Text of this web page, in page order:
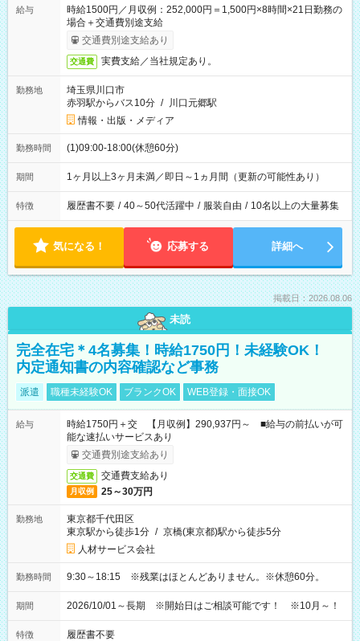
給与
時給1500円／月収例：252,000円＝1,500円×8時間×21日勤務の
場合＋交通費別途支給
交通費別途支給あり
交通費 実費支給／当社規定あり。
勤務地
埼玉県川口市
赤羽駅からバス10分 / 川口元郷駅
情報・出版・メディア
勤務時間 (1)09:00-18:00(休憩60分)
期間 1ヶ月以上3ヶ月未満／即日～1ヵ月間（更新の可能性あり）
特徴 履歴書不要 / 40～50代活躍中 / 服装自由 / 10名以上の大量募集
気になる！ 応募する 詳細へ
掲載日：2026.08.06
未読
完全在宅＊4名募集！時給1750円！未経験OK！
内定通知書の内容確認など事務
派遣 職種未経験OK ブランクOK WEB登録・面接OK
給与
時給1750円＋交 【月収例】290,937円～ ■給与の前払いが可
能な速払いサービスあり
交通費別途支給あり
交通費 交通費支給あり
月収例 25～30万円
勤務地
東京都千代田区
東京駅から徒歩1分 / 京橋(東京都)駅から徒歩5分
人材サービス会社
勤務時間 9:30～18:15 ※残業はほとんどありません。※休憩60分。
期間 2026/10/01～長期 ※開始日はご相談可能です！ ※10月～！
特徴 履歴書不要